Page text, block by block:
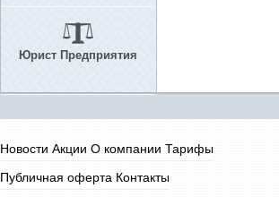
Юрист Предприятия
Новости Акции О компании Тарифы
Публичная оферта Контакты